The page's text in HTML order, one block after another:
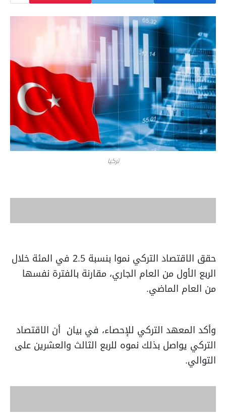
تركيا
حقق الاقتصاد التركي نموا بنسبة 2.5 في المئة خلال
الربع الأول من العام الجاري، مقارنة بالفترة نفسها
من العام الماضي.
وأكد المعهد التركي للإحصاء، في بيان أن الاقتصاد
التركي يواصل بذلك نموه للربع الثالث والعشرين على
التوالي.